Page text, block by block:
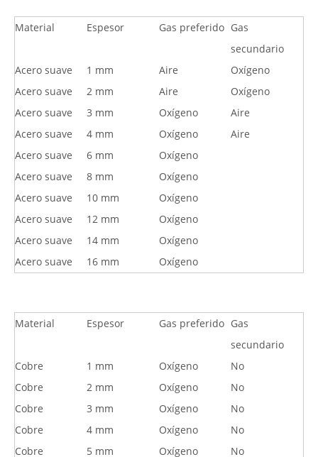
Material Espesor Gas preferido Gas
secundario
Acero suave
1 mm Aire
Oxígeno
Acero suave
2 mm Aire
Oxígeno
Acero suave
3 mm Oxígeno
Aire
Acero suave
4 mm Oxígeno
Aire
Acero suave
6 mm
Oxígeno
Acero suave
8 mm
Oxígeno
Acero suave
10 mm
Oxígeno
Acero suave
12 mm
Oxígeno
Acero suave
14 mm
Oxígeno
Acero suave
16 mm Oxígeno
Material Espesor Gas preferido Gas
secundario
Cobre
1 mm Oxígeno
No
Cobre
2 mm Oxígeno
No
Cobre
3 mm Oxígeno
No
Cobre
4 mm Oxígeno
No
Cobre
5 mm Oxígeno No